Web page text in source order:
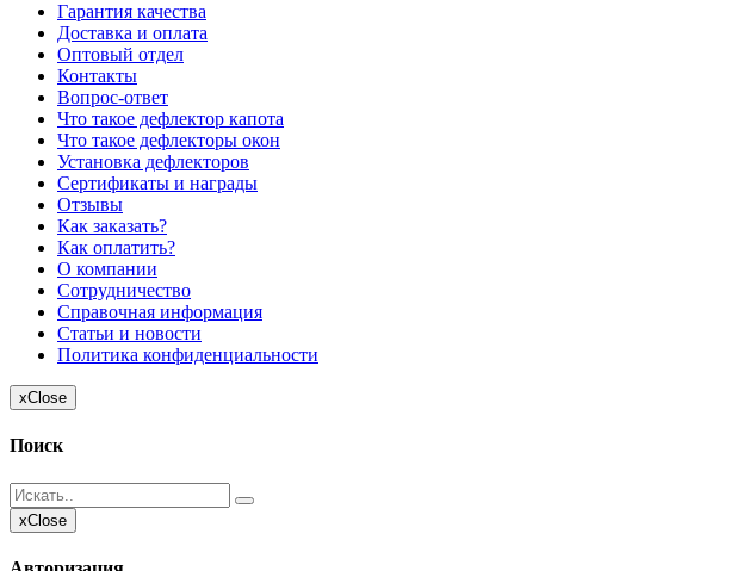
Гарантия качества
Доставка и оплата
Оптовый отдел
Контакты
Вопрос-ответ
Что такое дефлектор капота
Что такое дефлекторы окон
Установка дефлекторов
Сертификаты и награды
Отзывы
Как заказать?
Как оплатить?
О компании
Сотрудничество
Справочная информация
Статьи и новости
Политика конфиденциальности
xClose
Поиск
xClose